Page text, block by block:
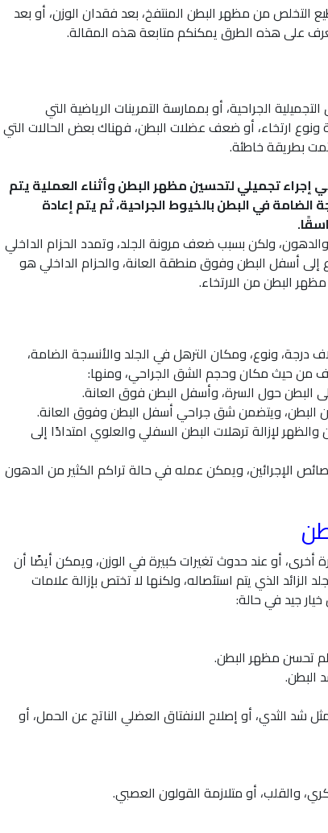
من مظهر البطن المنتفخ، بعد فقدان الوزن، أو بعد
على هذه الطرق يمكنكم متابعة هذه المقالة.
الجراحية، أو بممارسة التمرينات الرياضية التي
ارتخاء، أو ضعف عضلات البطن، فهناك بعض الحالات التي
بطريقة خاطئة.
تجميلي لتحسين مظهر البطن وأثناء العملية يتم
الضامة في البطن بالخيوط الجراحية، ثم يتم إعادة
ولكن بسبب ضعف مرونة الجلد، وتمدد الحزام الداخلي
أسفل البطن وفوق منطقة العانة، والحزام الداخلي هو
البطن من الارتخاء.
درجة، ونوع، ومكان الترهل في الجلد والأنسجة الضامة،
من حيث مكان وحجم الشق الجراحي، ومنها:
حول السرة، وأسفل البطن فوق العانة.
البطن، ويتضمن شق جراحي أسفل البطن وفوق العانة.
لإزالة ترهلات البطن السفلي والعلوي امتدادًا إلى
الإجرائين، ويمكن عمله في حالة تراكم الكثير من الدهون
أخرى، أو عند حدوث تغيرات كبيرة في الوزن، ويمكن أيضًا أن
الذي يتم استئصاله، ولكنها لا تختص بإزالة علامات
جيد في حالة:
تحسن مظهر البطن.
البطن.
الثدي، أو إصلاح الانفتاق العضلي الناتج عن الحمل، أو
والقلب، أو متلازمة القولون العصبي.